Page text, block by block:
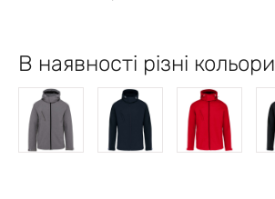
В наявності різні кольори